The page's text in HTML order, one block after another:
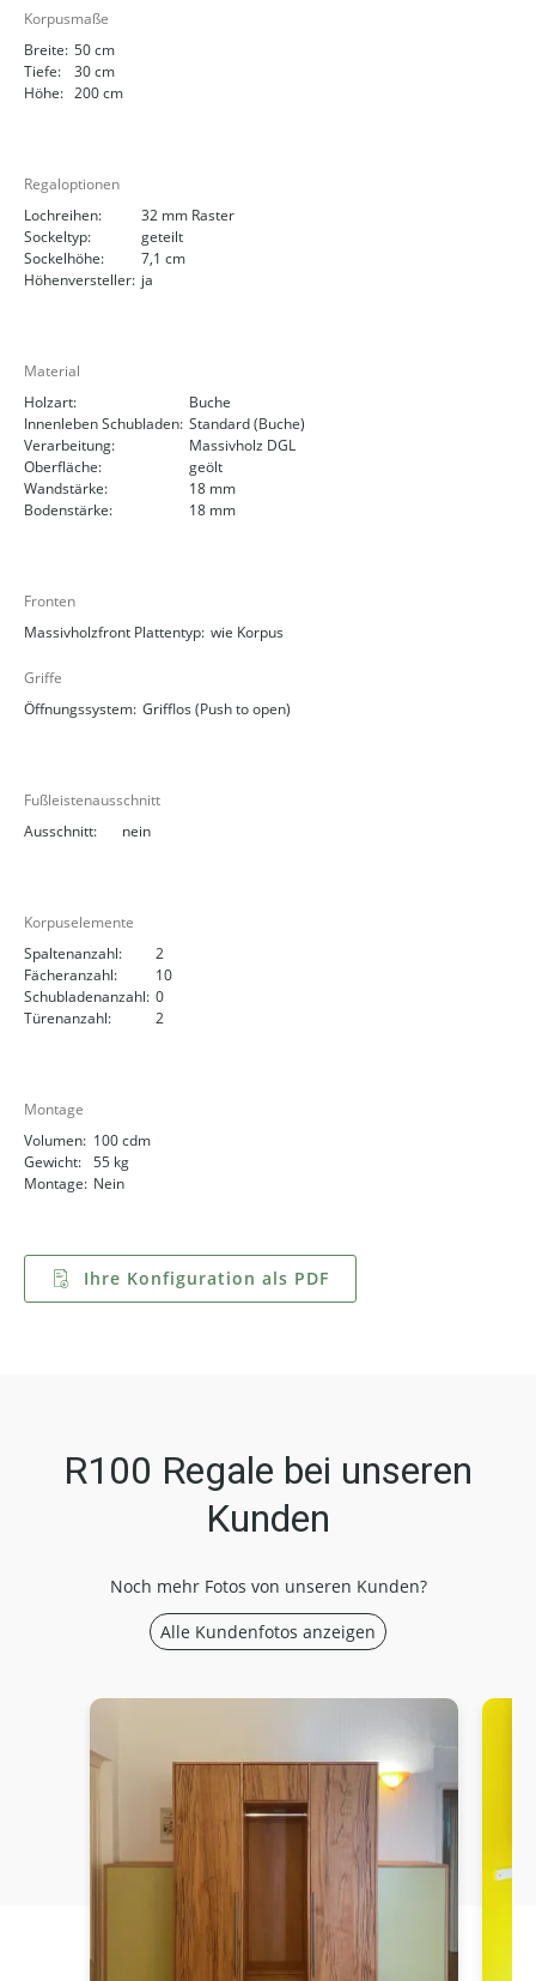
Korpusmaße
Breite: 50 cm
Tiefe:
30 cm
Höhe: 200 cm
Regaloptionen
Lochreihen:
32 mm Raster
Sockeltyp:
geteilt
Sockelhöhe:
7,1 cm
Höhenversteller: ja
Material
Holzart:
Buche
Innenleben Schubladen: Standard (Buche)
Verarbeitung:
Massivholz DGL
Oberfläche:
geölt
Wandstärke:
18 mm
Bodenstärke:
18 mm
Fronten
Massivholzfront Plattentyp: wie Korpus
Griffe
Öffnungssystem: Grifflos (Push to open)
Fußleistenausschnitt
Ausschnitt:
nein
Korpuselemente
Spaltenanzahl:
2
Fächeranzahl:
10
Schubladenanzahl: 0
Türenanzahl:
2
Montage
Volumen: 100 cdm
Gewicht: 55 kg
Montage: Nein
Ihre Konfiguration als PDF
R100 Regale bei unseren
Kunden
Noch mehr Fotos von unseren Kunden?
Alle Kundenfotos anzeigen